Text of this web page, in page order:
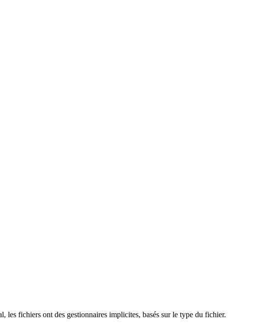
les fichiers ont des gestionnaires implicites, basés sur le type du fichier.